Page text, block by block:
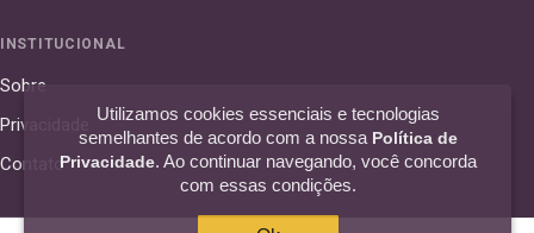
INSTITUCIONAL
Sobre
Privacidade
Contato
Utilizamos cookies essenciais e tecnologias
semelhantes de acordo com a nossa Política de
Privacidade. Ao continuar navegando, você concorda
com essas condições.